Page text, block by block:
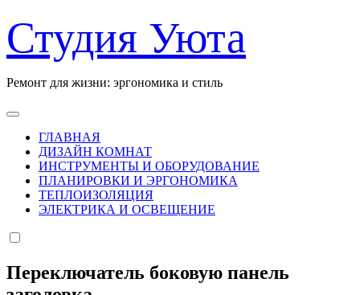
к
содержанию
Студия Уюта
Ремонт для жизни: эргономика и стиль
ГЛАВНАЯ
ДИЗАЙН КОМНАТ
ИНСТРУМЕНТЫ И ОБОРУДОВАНИЕ
ПЛАНИРОВКИ И ЭРГОНОМИКА
ТЕПЛОИЗОЛЯЦИЯ
ЭЛЕКТРИКА И ОСВЕЩЕНИЕ
Переключатель боковую панель